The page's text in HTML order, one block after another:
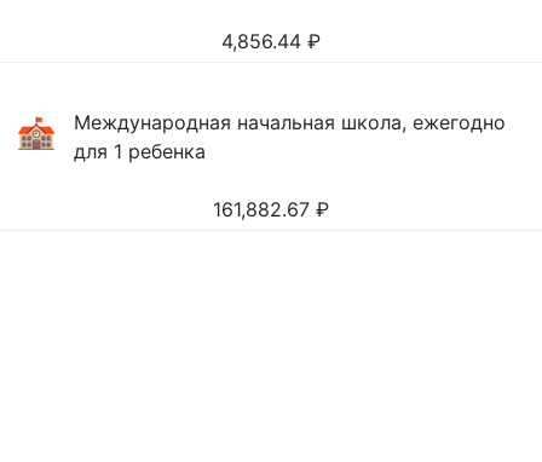
4,856.44 ₽
Международная начальная школа, ежегодно
для 1 ребенка
161,882.67 ₽